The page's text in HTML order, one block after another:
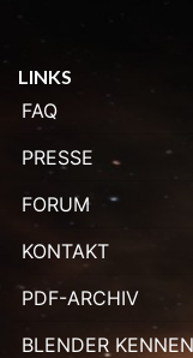
LINKS
FAQ
PRESSE
FORUM
KONTAKT
PDF-ARCHIV
BLENDER